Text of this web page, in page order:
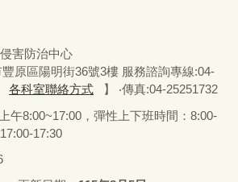
害防治中心
原區陽明街36號3樓 服務諮詢專線:04-
各科室聯絡方式
】 ‧傳真:04-25251732
午8:00~17:00，彈性上下班時間：8:00-
17:30